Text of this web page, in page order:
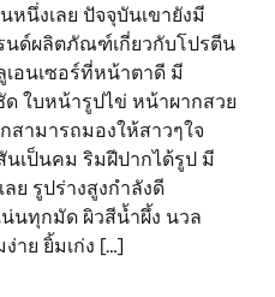
หนึ่งเลย ปัจจุบันเขายังมี
นด์ผลิตภัณฑ์เกี่ยวกับโปรตีน
อนเซอร์ที่หน้าตาดี มี
ใบหน้ารูปไข่ หน้าผากสวย
สามารถมองให้สาวๆใจ
นเป็นคม ริมฝีปากได้รูป มี
ย รูปร่างสูงกำลังดี
นทุกมัด ผิวสีน้ำผึ้ง นวล
าย ยิ้มเก่ง […]